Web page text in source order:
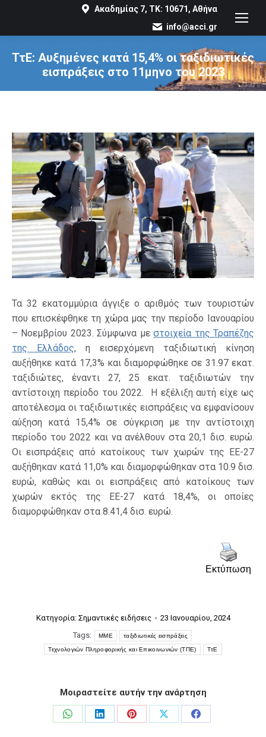
Ακαδημίας 7, ΤΚ: 10671, Αθήνα
info@acci.gr
ΤτΕ: Αυξημένες κατά 15,4% οι ταξιδιωτικές
εισπράξεις στο 11μηνο του 2023
You are here:
Τα 32 εκατομμύρια άγγιξε ο αριθμός των τουριστών
που επισκέφθηκε τη χώρα μας την περίοδο Ιανουαρίου
– Νοεμβρίου 2023. Σύμφωνα μεστοιχεία της Τραπέζης
της Ελλάδος, η εισερχόμενη ταξιδιωτική κίνηση
αυξήθηκε κατά 17,3% και διαμορφώθηκε σε 31.97 εκατ.
ταξιδιώτες, έναντι 27, 25 εκατ. ταξιδιωτών την
αντίστοιχη περίοδο του 2022. Η εξέλιξη αυτή είχε ως
αποτέλεσμα οι ταξιδιωτικές εισπράξεις να εμφανίσουν
αύξηση κατά 15,4% σε σύγκριση με την αντίστοιχη
περίοδο του 2022 και να ανέλθουν στα 20,1 δισ. ευρώ.
Οι εισπράξεις από κατοίκους των χωρών της ΕΕ-27
αυξήθηκαν κατά 11,0% και διαμορφώθηκαν στα 10.9 δισ.
ευρώ, καθώς και οι εισπράξεις από κατοίκους των
χωρών εκτός της ΕΕ-27 κατά 18,4%, οι οποίες
διαμορφώθηκαν στα 8.41,4 δισ. ευρώ.
Εκτύπωση
Κατηγορία: Σημαντικές ειδήσεις
23 Ιανουαρίου, 2024
Tags:
ΜΜΕ ταξιδιωτικές εισπράξεις
Τεχνολογιών Πληροφορικής και Επικοινωνιών (ΤΠΕ) ΤτΕ
Μοιραστείτε αυτήν την ανάρτηση
Share
Share
Share
Share
Share